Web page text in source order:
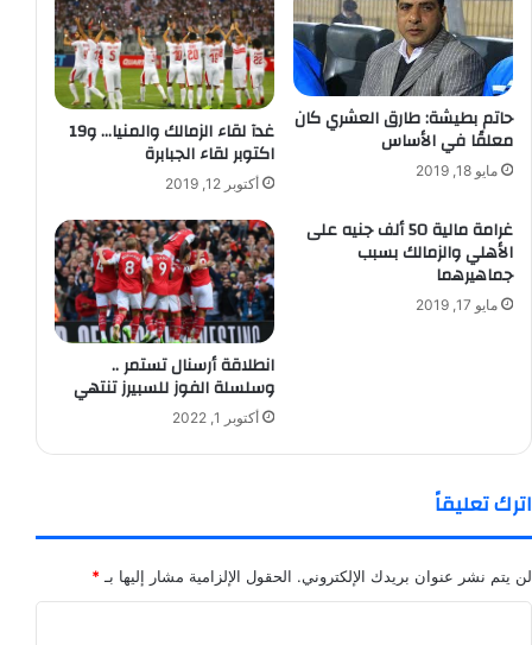
حاتم بطيشة: طارق العشري كان
معلقًا في الأساس
مايو 18, 2019
غدآ لقاء الزمالك والمنيا… و19
اكتوبر لقاء الجبابرة
أكتوبر 12, 2019
غرامة مالية 50 ألف جنيه على
الأهلي والزمالك بسبب
جماهيرهما
مايو 17, 2019
انطلاقة أرسنال تستمر ..
وسلسلة الفوز للسبيرز تنتهي
أكتوبر 1, 2022
اترك تعليقاً
لن يتم نشر عنوان بريدك الإلكتروني. الحقول الإلزامية مشار إليها بـ *